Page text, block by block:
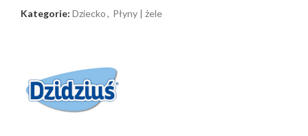
Kategorie: Dziecko, Płyny | żele